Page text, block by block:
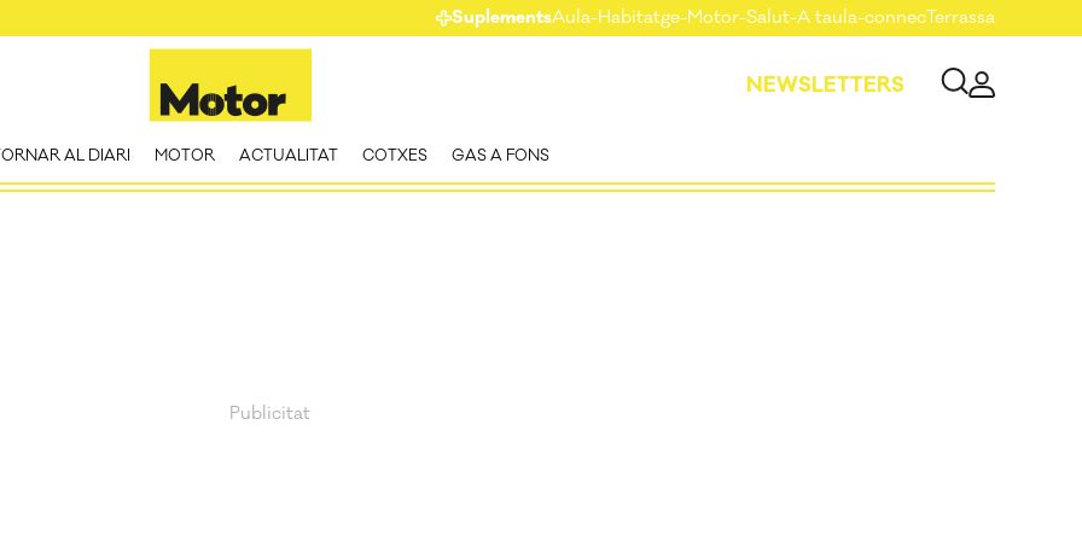
SuplementsAula-Habitatge-Motor-Salut-A taula-connecTerrassa
NEWSLETTERS
AL DIARI MOTOR ACTUALITAT COTXES GAS A FONS